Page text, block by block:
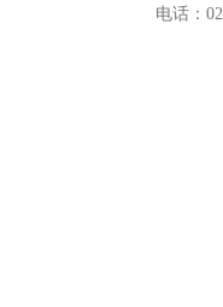
电话：